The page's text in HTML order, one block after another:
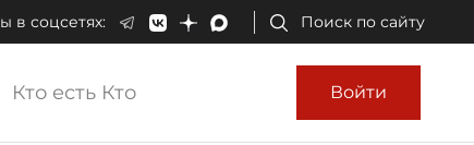
в соцсетях: Поиск по сайту
Кто есть Кто Войти